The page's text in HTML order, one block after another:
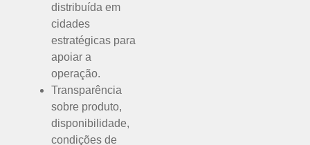
distribuída em
cidades
estratégicas para
apoiar a
operação.
Transparência
sobre produto,
disponibilidade,
condições de